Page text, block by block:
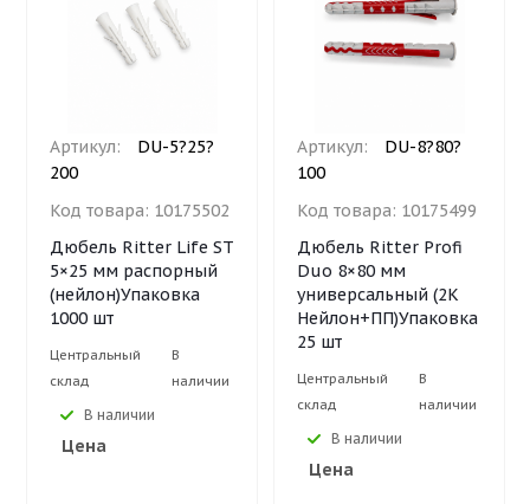
Артикул:
DU-5?25?
200
Код товара: 10175502
Дюбель Ritter Life ST
5×25 мм распорный
(нейлон)Упаковка
1000 шт
Центральный
склад
В
наличии
В наличии
Цена
Артикул:
DU-8?80?
100
Код товара: 10175499
Дюбель Ritter Profi
Duo 8×80 мм
универсальный (2К
Нейлон+ПП)Упаковка
25 шт
Центральный
склад
В
наличии
В наличии
Цена